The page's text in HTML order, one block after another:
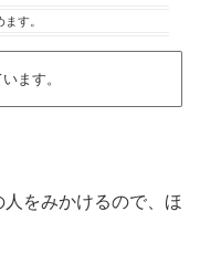
す。
ます。
をみかけるので、ほ